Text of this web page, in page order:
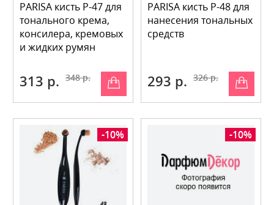
PARISA кисть P-47 для
тонального крема,
консилера, кремовых
и жидких румян
313 р. 348 р.
PARISA кисть P-48 для
нанесения тональных
средств
293 р. 326 р.
-10% -10%